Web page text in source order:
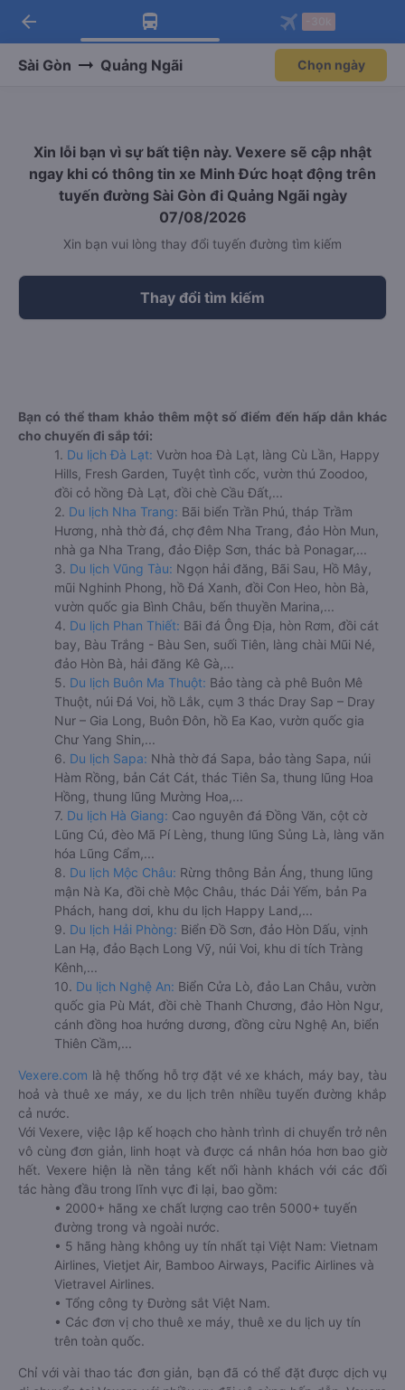
Tải app Vexere ngay!
Nhận ưu đãi thành viên độc
Mở app
Tải app Vexere
-30k/ghế khi đặt vé máy bay qua
Mở app
arrow_back
Sài Gòn Quảng Ngãi Chọn ngày
Xin lỗi bạn vì sự bất tiện này. Vexere sẽ cập nhật
ngay khi có thông tin xe Minh Đức hoạt động trên
tuyến đường Sài Gòn đi Quảng Ngãi ngày
07/08/2026
Xin bạn vui lòng thay đổi tuyến đường tìm kiếm
Thay đổi tìm kiếm
Bạn có thể tham khảo thêm một số điểm đến hấp dẫn khác
cho chuyến đi sắp tới:
1. Du lịch Đà Lạt: Vườn hoa Đà Lạt, làng Cù Lần, Happy
Hills, Fresh Garden, Tuyệt tình cốc, vườn thú Zoodoo,
đồi cỏ hồng Đà Lạt, đồi chè Cầu Đất,...
2. Du lịch Nha Trang: Bãi biển Trần Phú, tháp Trầm
Hương, nhà thờ đá, chợ đêm Nha Trang, đảo Hòn Mun,
nhà ga Nha Trang, đảo Điệp Sơn, thác bà Ponagar,...
3. Du lịch Vũng Tàu: Ngọn hải đăng, Bãi Sau, Hồ Mây,
mũi Nghinh Phong, hồ Đá Xanh, đồi Con Heo, hòn Bà,
vườn quốc gia Bình Châu, bến thuyền Marina,...
4. Du lịch Phan Thiết: Bãi đá Ông Địa, hòn Rơm, đồi cát
bay, Bàu Trắng - Bàu Sen, suối Tiên, làng chài Mũi Né,
đảo Hòn Bà, hải đăng Kê Gà,...
5. Du lịch Buôn Ma Thuột: Bảo tàng cà phê Buôn Mê
Thuột, núi Đá Voi, hồ Lắk, cụm 3 thác Dray Sap – Dray
Nur – Gia Long, Buôn Đôn, hồ Ea Kao, vườn quốc gia
Chư Yang Shin,...
6. Du lịch Sapa: Nhà thờ đá Sapa, bảo tàng Sapa, núi
Hàm Rồng, bản Cát Cát, thác Tiên Sa, thung lũng Hoa
Hồng, thung lũng Mường Hoa,...
7. Du lịch Hà Giang: Cao nguyên đá Đồng Văn, cột cờ
Lũng Cú, đèo Mã Pí Lèng, thung lũng Sủng Là, làng văn
hóa Lũng Cẩm,...
8. Du lịch Mộc Châu: Rừng thông Bản Áng, thung lũng
mận Nà Ka, đồi chè Mộc Châu, thác Dải Yếm, bản Pa
Phách, hang dơi, khu du lịch Happy Land,...
9. Du lịch Hải Phòng: Biển Đồ Sơn, đảo Hòn Dấu, vịnh
Lan Hạ, đảo Bạch Long Vỹ, núi Voi, khu di tích Tràng
Kênh,...
10. Du lịch Nghệ An: Biển Cửa Lò, đảo Lan Châu, vườn
quốc gia Pù Mát, đồi chè Thanh Chương, đảo Hòn Ngư,
cánh đồng hoa hướng dương, đồng cừu Nghệ An, biển
Thiên Cầm,...
Vexere.com là hệ thống hỗ trợ đặt vé xe khách, máy bay, tàu
hoả và thuê xe máy, xe du lịch trên nhiều tuyến đường khắp
cả nước.
Với Vexere, việc lập kế hoạch cho hành trình di chuyển trở nên
vô cùng đơn giản, linh hoạt và được cá nhân hóa hơn bao giờ
hết. Vexere hiện là nền tảng kết nối hành khách với các đối
tác hàng đầu trong lĩnh vực đi lại, bao gồm:
• 2000+ hãng xe chất lượng cao trên 5000+ tuyến
đường trong và ngoài nước.
• 5 hãng hàng không uy tín nhất tại Việt Nam: Vietnam
Airlines, Vietjet Air, Bamboo Airways, Pacific Airlines và
Vietravel Airlines.
• Tổng công ty Đường sắt Việt Nam.
• Các đơn vị cho thuê xe máy, thuê xe du lịch uy tín
trên toàn quốc.
Chỉ với vài thao tác đơn giản, bạn đã có thể đặt được dịch vụ